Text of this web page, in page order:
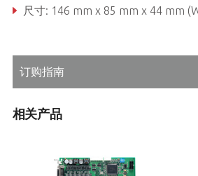
尺寸: 146 mm x 85 mm x 44 mm
订购指南
相关产品